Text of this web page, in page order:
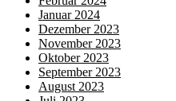
Januar 2024
Dezember 2023
November 2023
Oktober 2023
September 2023
August 2023